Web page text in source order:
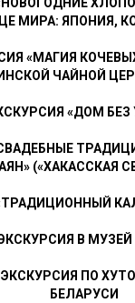
МИРА: ЯПОНИЯ,
«МАГИЯ
ЧАЙНОЙ
«ДОМ БЕЗ
(«ХАКАССКАЯ
В
ПО
БЕЛАРУСИ